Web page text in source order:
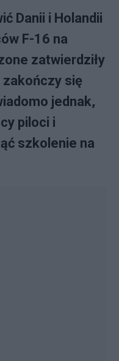
Danii i Holandii
F-16 na
zatwierdziły
zakończy się
jednak,
piloci i
szkolenie na